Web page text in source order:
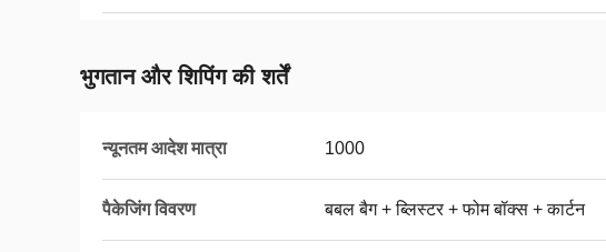
भुगतान और शिपिंग की शर्तें
न्यूनतम आदेश मात्रा 1000
पैकेजिंग विवरण बबल बैग + ब्लिस्टर + फोम बॉक्स + कार्टन